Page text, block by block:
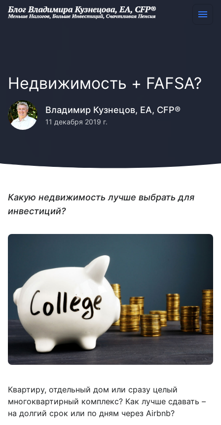
Недвижимость + FAFSA?
Владимир Кузнецов, EA, CFP®
11 декабря 2019 г.
Какую недвижимость лучше выбрать для
инвестиций?
Квартиру, отдельный дом или сразу целый
многоквартирный комплекс? Как лучше сдавать –
на долгий срок или по дням через Airbnb?